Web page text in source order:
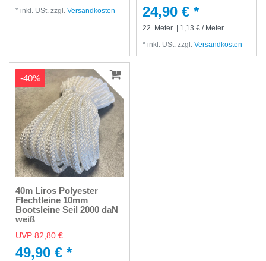
* inkl. USt. zzgl. Versandkosten 24,90 € *
22 Meter
| 1,13 € / Meter
* inkl. USt. zzgl. Versandkosten
-40%
40m Liros Polyester
Flechtleine 10mm
Bootsleine Seil 2000 daN
weiß
UVP 82,80 €
49,90 € *